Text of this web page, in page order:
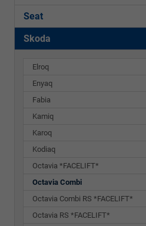
Seat
Skoda
Elroq
Enyaq
Fabia
Kamiq
Karoq
Kodiaq
Octavia *FACELIFT*
Octavia Combi
Octavia Combi RS *FACELIFT*
Octavia RS *FACELIFT*